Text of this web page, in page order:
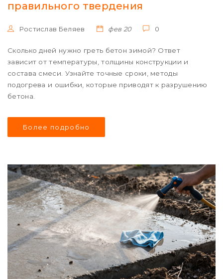
правильного твердения
Ростислав Беляев фев 20 0
Сколько дней нужно греть бетон зимой? Ответ
зависит от температуры, толщины конструкции и
состава смеси. Узнайте точные сроки, методы
подогрева и ошибки, которые приводят к разрушению
бетона.
Более подробно